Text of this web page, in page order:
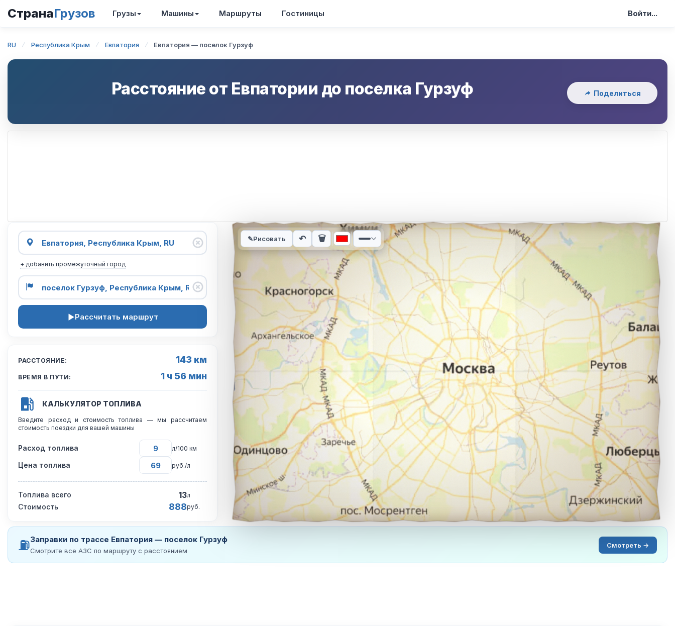
СтранаГрузов Грузы Машины Маршруты Гостиницы Войти...
RU Республика Крым Евпатория Евпатория — поселок Гурзуф
Расстояние от Евпатории до поселка Гурзуф Поделиться
+ добавить промежуточный город
Рассчитать маршрут
РАССТОЯНИЕ: 143 км
ВРЕМЯ В ПУТИ: 1 ч 56 мин
КАЛЬКУЛЯТОР ТОПЛИВА
Введите расход и стоимость топлива — мы рассчитаем
стоимость поездки для вашей машины
Расход топлива л/100 км
Цена топлива руб./л
Топлива всего 13л
Стоимость 888руб.
Интерактивная карта автомобильного маршрута из города Евпатория в город поселок Гурзуф.
✎Рисовать ↶ 🗑
⛽Заправки по трассе Евпатория — поселок Гурзуф
Смотрите все АЗС по маршруту с расстоянием
Смотреть →